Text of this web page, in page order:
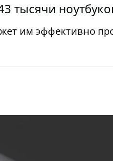
тысячи
им эффективно